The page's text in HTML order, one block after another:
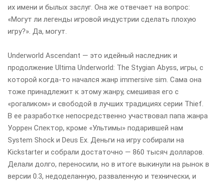
их имени и былых заслуг. Она же отвечает на вопрос:
«Могут ли легенды игровой индустрии сделать плохую
игру?». Да, могут.
Underworld Ascendant — это идейный наследник и
продолжение Ultima Underworld: The Stygian Abyss, игры, с
которой когда-то начался жанр immersive sim. Сама она
тоже принадлежит к этому жанру, смешивая его с
«рогаликом» и свободой в лучших традициях серии Thief.
В ее разработке непосредственно участвовал папа жанра
Уоррен Спектор, кроме «Ультимы» подарившей нам
System Shock и Deus Ex. Деньги на игру собирали на
Kickstarter и собрали достаточно — 860 тысяч долларов.
Делали долго, переносили, но в итоге выкинули на рынок в
версии 0.3, недоделанную, разваленную и технически, и